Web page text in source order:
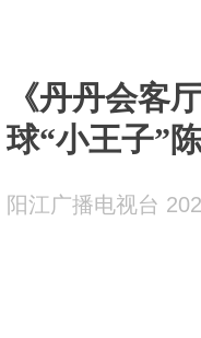
《丹丹会
球“小王子”
阳江广播电视台